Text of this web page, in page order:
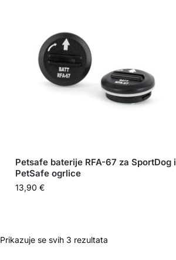
Petsafe baterije RFA-67 za SportDog i
PetSafe ogrlice
13,90 €
Prikazuje se svih 3 rezultata